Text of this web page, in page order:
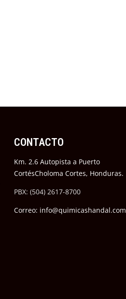
CONTACTO
Km. 2.6 Autopista a Puerto
CortésCholoma Cortes, Honduras.
PBX: (504) 2617-8700
Correo: info@quimicashandal.com